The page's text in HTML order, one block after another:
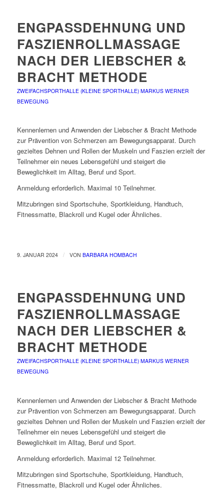
ENGPASSDEHNUNG UND
FASZIENROLLMASSAGE
NACH DER LIEBSCHER &
BRACHT METHODE
ZWEIFACHSPORTHALLE (KLEINE SPORTHALLE) MARKUS WERNER
BEWEGUNG
Kennenlernen und Anwenden der Liebscher & Bracht Methode
zur Prävention von Schmerzen am Bewegungsapparat. Durch
gezieltes Dehnen und Rollen der Muskeln und Faszien erzielt der
Teilnehmer ein neues Lebensgefühl und steigert die
Beweglichkeit im Alltag, Beruf und Sport.
Anmeldung erforderlich. Maximal 10 Teilnehmer.
Mitzubringen sind Sportschuhe, Sportkleidung, Handtuch,
Fitnessmatte, Blackroll und Kugel oder Ähnliches.
9. JANUAR 2024 / VON BARBARA HOMBACH
ENGPASSDEHNUNG UND
FASZIENROLLMASSAGE
NACH DER LIEBSCHER &
BRACHT METHODE
ZWEIFACHSPORTHALLE (KLEINE SPORTHALLE) MARKUS WERNER
BEWEGUNG
Kennenlernen und Anwenden der Liebscher & Bracht Methode
zur Prävention von Schmerzen am Bewegungsapparat. Durch
gezieltes Dehnen und Rollen der Muskeln und Faszien erzielt der
Teilnehmer ein neues Lebensgefühl und steigert die
Beweglichkeit im Alltag, Beruf und Sport.
Anmeldung erforderlich. Maximal 12 Teilnehmer.
Mitzubringen sind Sportschuhe, Sportkleidung, Handtuch,
Fitnessmatte, Blackroll und Kugel oder Ähnliches.